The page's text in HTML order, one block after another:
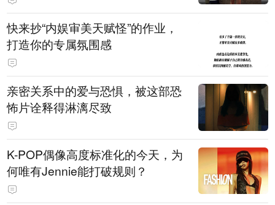
快来抄“内娱审美天赋怪”的作业，
打造你的专属氛围感
亲密关系中的爱与恐惧，被这部恐
怖片诠释得淋漓尽致
K-POP偶像高度标准化的今天，为
何唯有Jennie能打破规则？